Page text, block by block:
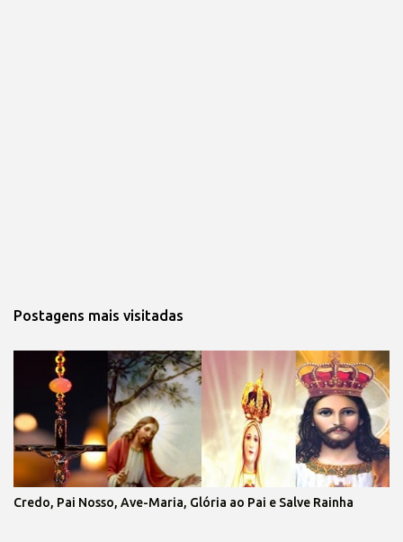
Postagens mais visitadas
Credo, Pai Nosso, Ave-Maria, Glória ao Pai e Salve Rainha